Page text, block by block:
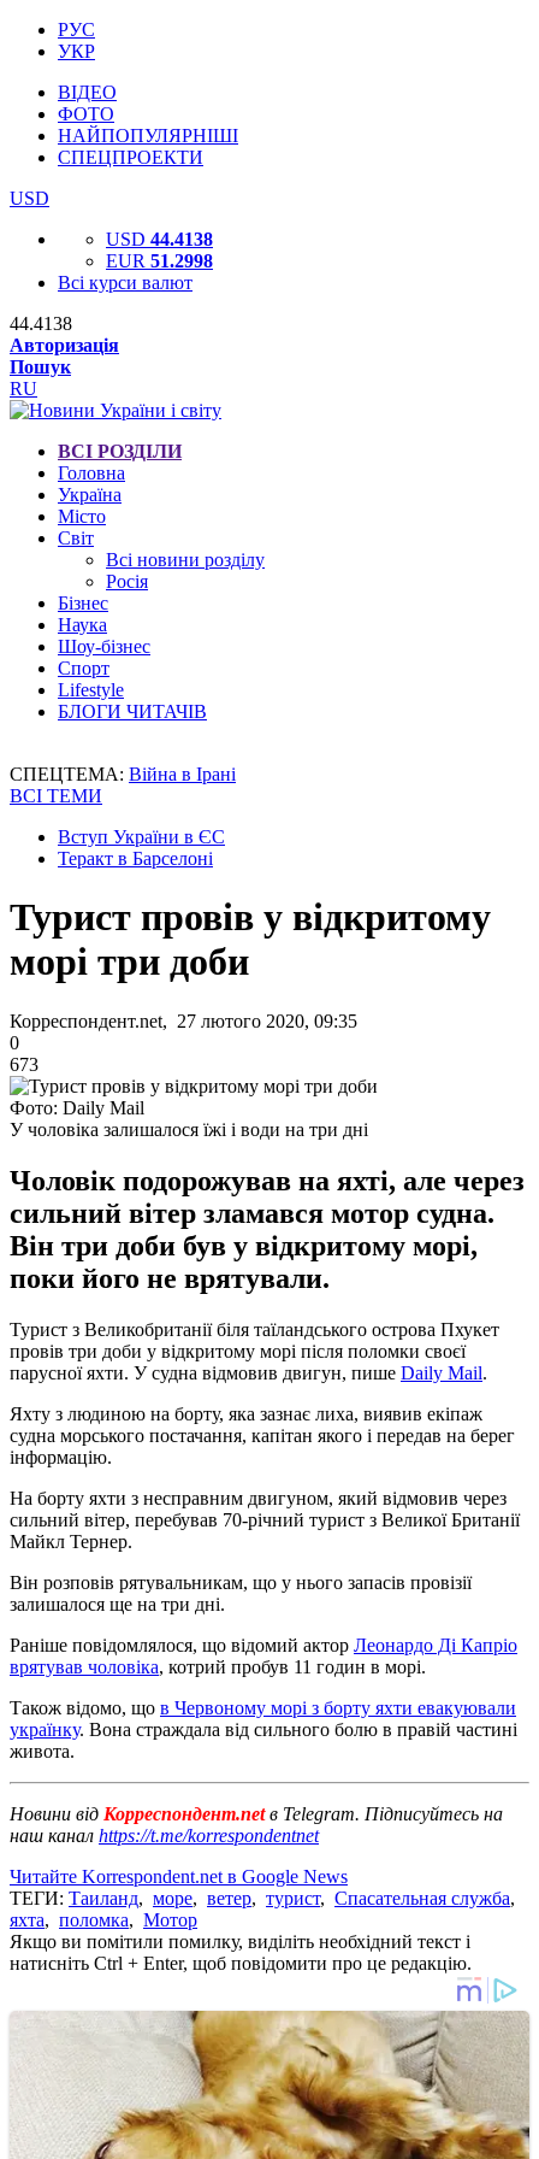
РУС
УКР
ВІДЕО
ФОТО
НАЙПОПУЛЯРНІШІ
СПЕЦПРОЕКТИ
USD
USD 44.4138
EUR 51.2998
Всі курси валют
44.4138
Авторизація
Пошук
RU
ВСІ РОЗДІЛИ
Головна
Україна
Місто
Світ
Всі новини розділу
Росія
Бізнес
Наука
Шоу-бізнес
Спорт
Lifestyle
БЛОГИ ЧИТАЧІВ
СПЕЦТЕМА: Війна в Ірані
ВСІ ТЕМИ
Вступ України в ЄС
Теракт в Барселоні
Турист провів у відкритому
морі три доби
Корреспондент.net, 27 лютого 2020, 09:35
0
673
Фото: Daily Mail
У чоловіка залишалося їжі і води на три дні
Чоловік подорожував на яхті, але через
сильний вітер зламався мотор судна.
Він три доби був у відкритому морі,
поки його не врятували.
Турист з Великобританії біля таїландського острова Пхукет
провів три доби у відкритому морі після поломки своєї
парусної яхти. У судна відмовив двигун, пише Daily Mail.
Яхту з людиною на борту, яка зазнає лиха, виявив екіпаж
судна морського постачання, капітан якого і передав на берег
інформацію.
На борту яхти з несправним двигуном, який відмовив через
сильний вітер, перебував 70-річний турист з Великої Британії
Майкл Тернер.
Він розповів рятувальникам, що у нього запасів провізії
залишалося ще на три дні.
Раніше повідомлялося, що відомий актор Леонардо Ді Капріо
врятував чоловіка, котрий пробув 11 годин в морі.
Також відомо, що в Червоному морі з борту яхти евакуювали
українку. Вона страждала від сильного болю в правій частині
живота.
Новини від Корреспондент.netв Telegram. Підписуйтесь на
наш канал https://t.me/korrespondentnet
Читайте Korrespondent.net в Google News
ТЕГИ: Таиланд, море, ветер, турист, Спасательная служба,
яхта, поломка, Мотор
Якщо ви помітили помилку, виділіть необхідний текст і
натисніть Ctrl + Enter, щоб повідомити про це редакцію.